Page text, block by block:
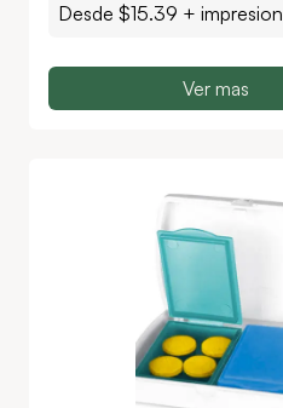
Desde $15.39 + impresion
Ver mas